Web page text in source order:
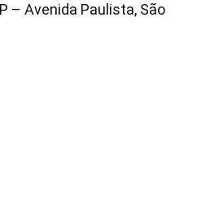
– Avenida Paulista, São